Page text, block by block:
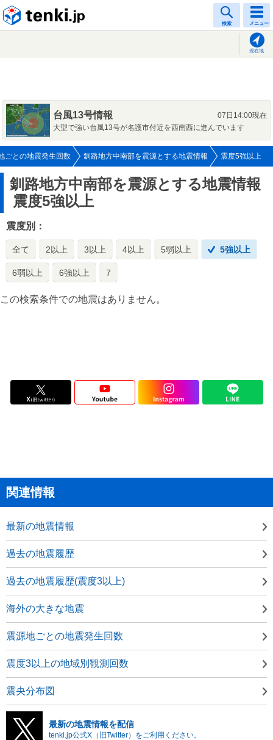
検索 メニュー
現在地
台風13号情報
07日14:00現在
大型で強い台風13号が名護市付近を西南西に進んでいます
ごとの地震発生回数 釧路地方中南部を震源とする地震情報 震度5強以上
釧路地方中南部を震源とする地震情報
震度5強以上
震度別：
全て 2以上 3以上 4以上 5弱以上 5強以上
6弱以上 6強以上 7
この検索条件での地震はありません。
関連情報
最新の地震情報
過去の地震履歴
過去の地震履歴(震度3以上)
海外の大きな地震
震源地ごとの地震発生回数
震度3以上の地域別観測回数
震央分布図
最新の地震情報を配信
tenki.jp公式X（旧Twitter）をご利用ください。